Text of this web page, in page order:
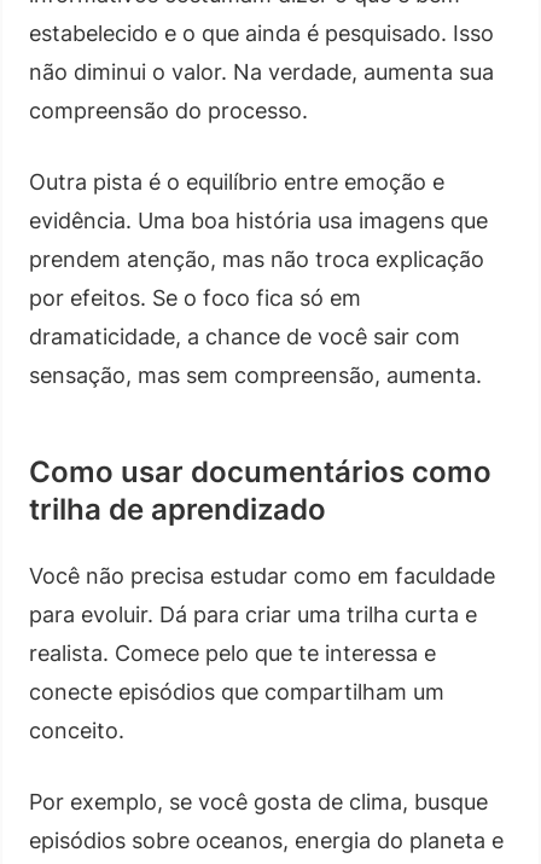
estabelecido e o que ainda é pesquisado. Isso
não diminui o valor. Na verdade, aumenta sua
compreensão do processo.
Outra pista é o equilíbrio entre emoção e
evidência. Uma boa história usa imagens que
prendem atenção, mas não troca explicação
por efeitos. Se o foco fica só em
dramaticidade, a chance de você sair com
sensação, mas sem compreensão, aumenta.
Como usar documentários como
trilha de aprendizado
Você não precisa estudar como em faculdade
para evoluir. Dá para criar uma trilha curta e
realista. Comece pelo que te interessa e
conecte episódios que compartilham um
conceito.
Por exemplo, se você gosta de clima, busque
episódios sobre oceanos, energia do planeta e